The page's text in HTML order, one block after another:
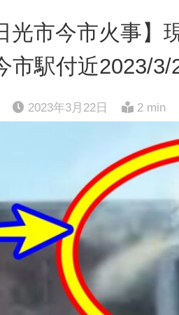
光市今市火事
市駅付近2023/3/
2023年3月22日 2 min